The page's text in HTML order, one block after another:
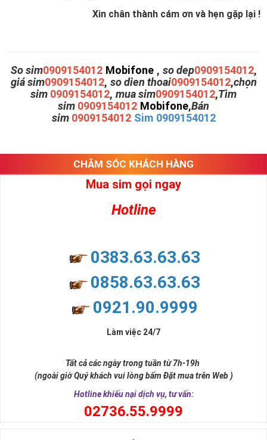
Xin chân thành cám ơn và hẹn gặp lại !
So sim0909154012 Mobifone , so dep0909154012,
giá sim0909154012, so dien thoai0909154012,chọn
sim 0909154012, mua sim0909154012,Tìm
sim 0909154012 Mobifone,Bán
sim 0909154012 Sim 0909154012
CHĂM SÓC KHÁCH HÀNG
Mua sim gọi ngay
Hotline
0383.63.63.63
0858.63.63.63
0921.90.9999
Làm việc 24/7
Tất cả các ngày trong tuần từ 7h-19h
(ngoài giờ Quý khách vui lòng bấm Đặt mua trên Web )
Hotline khiếu nại dịch vụ, tư vấn:
02736.55.9999